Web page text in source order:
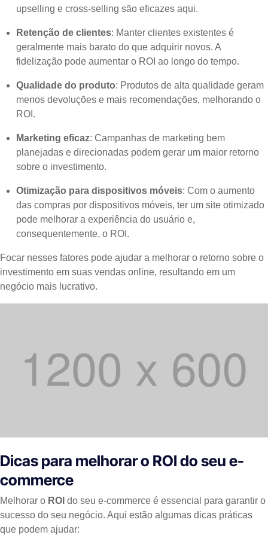
upselling e cross-selling são eficazes aqui.
Retenção de clientes: Manter clientes existentes é
geralmente mais barato do que adquirir novos. A
fidelização pode aumentar o ROI ao longo do tempo.
Qualidade do produto: Produtos de alta qualidade geram
menos devoluções e mais recomendações, melhorando o
ROI.
Marketing eficaz: Campanhas de marketing bem
planejadas e direcionadas podem gerar um maior retorno
sobre o investimento.
Otimização para dispositivos móveis: Com o aumento
das compras por dispositivos móveis, ter um site otimizado
pode melhorar a experiência do usuário e,
consequentemente, o ROI.
Focar nesses fatores pode ajudar a melhorar o retorno sobre o
investimento em suas vendas online, resultando em um
negócio mais lucrativo.
Dicas para melhorar o ROI do seu e-
commerce
Melhorar o ROI do seu e-commerce é essencial para garantir o
sucesso do seu negócio. Aqui estão algumas dicas práticas
que podem ajudar: